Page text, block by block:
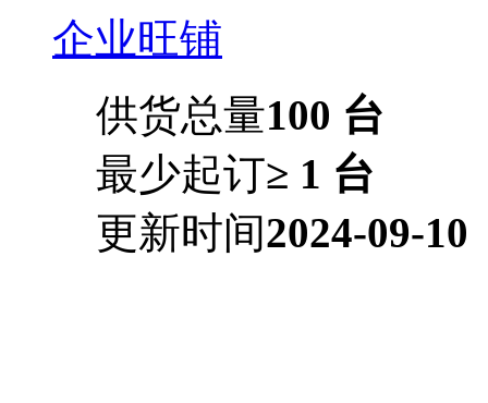
企业旺铺
供货总量100 台
最少起订≥ 1 台
更新时间2024-09-10